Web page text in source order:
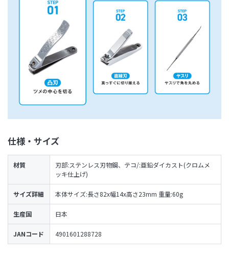
仕様・サイズ
材質
刃部:ステンレス刃物鋼、テコ/:亜鉛ダイカスト(クロムメ
ッキ仕上げ)
サイズ詳細 本体サイズ:長さ82x幅14x高さ23mm 重量:60g
生産国 日本
JANコード 4901601288728